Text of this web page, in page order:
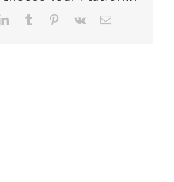
LinkedInTumblr Pinterest
Vk Email